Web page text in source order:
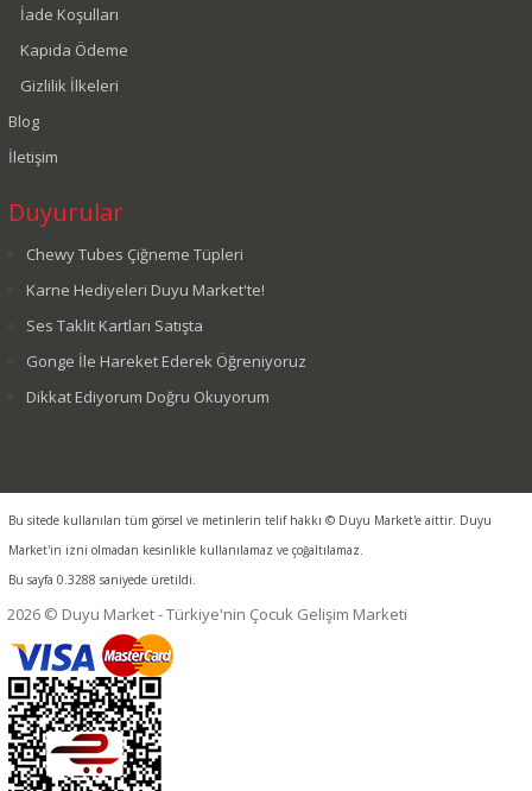
İade Koşulları
Kapıda Ödeme
Gizlilik İlkeleri
Blog
İletişim
Duyurular
Chewy Tubes Çiğneme Tüpleri
Karne Hediyeleri Duyu Market'te!
Ses Taklit Kartları Satışta
Gonge İle Hareket Ederek Öğreniyoruz
Dikkat Ediyorum Doğru Okuyorum
Bu sitede kullanılan tüm görsel ve metinlerin telif hakkı © Duyu Market'e aittir. Duyu
Market'in izni olmadan kesinlikle kullanılamaz ve çoğaltılamaz.
Bu sayfa 0.3288 saniyede üretildi.
2026 © Duyu Market - Türkiye'nin Çocuk Gelişim Marketi